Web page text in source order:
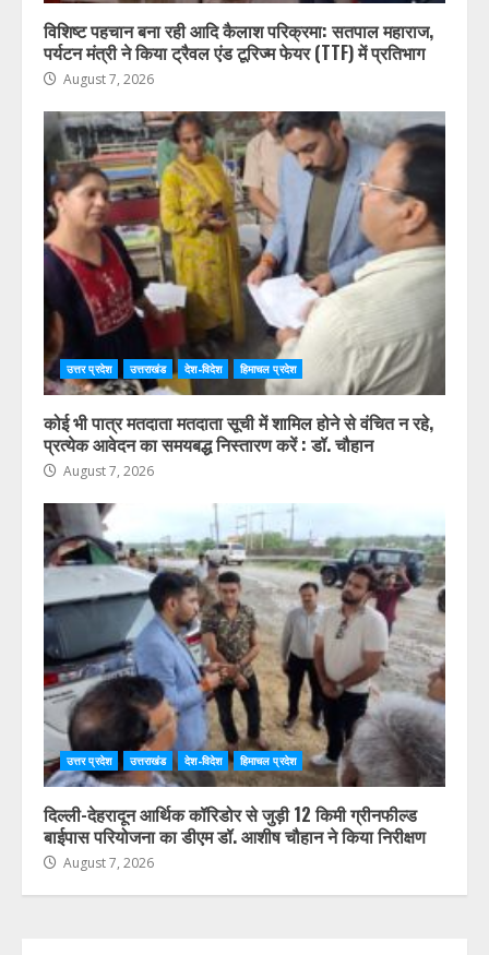
विशिष्ट पहचान बना रही आदि कैलाश परिक्रमा: सतपाल महाराज,
पर्यटन मंत्री ने किया ट्रैवल एंड टूरिज्म फेयर (TTF) में प्रतिभाग
August 7, 2026
उत्तर प्रदेश उत्तराखंड देश-विदेश हिमाचल प्रदेश
कोई भी पात्र मतदाता मतदाता सूची में शामिल होने से वंचित न रहे,
प्रत्येक आवेदन का समयबद्ध निस्तारण करें : डॉ. चौहान
August 7, 2026
उत्तर प्रदेश उत्तराखंड देश-विदेश हिमाचल प्रदेश
दिल्ली-देहरादून आर्थिक कॉरिडोर से जुड़ी 12 किमी ग्रीनफील्ड
बाईपास परियोजना का डीएम डॉ. आशीष चौहान ने किया निरीक्षण
August 7, 2026